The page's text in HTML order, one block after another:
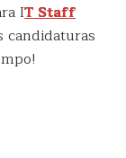
IT Staff
candidaturas